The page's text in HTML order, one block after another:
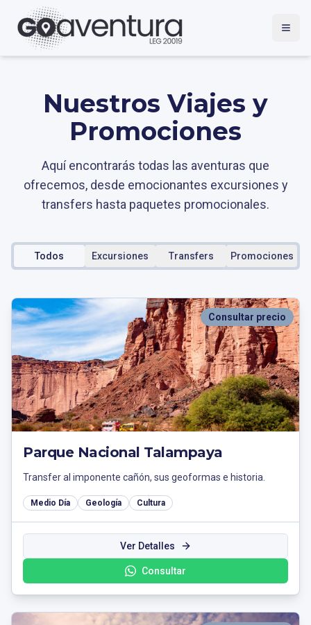
Abrir
Nuestros Viajes y
Promociones
Aquí encontrarás todas las aventuras que
ofrecemos, desde emocionantes excursiones y
transfers hasta paquetes promocionales.
Todos Excursiones Transfers Promociones
Consultar precio
Parque Nacional Talampaya
Transfer al imponente cañón, sus geoformas e historia.
Medio Día Geología Cultura
Ver Detalles
Consultar